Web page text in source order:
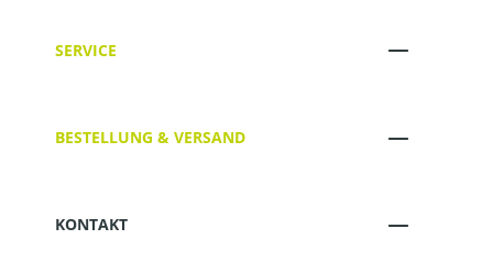
SERVICE
BESTELLUNG & VERSAND
KONTAKT